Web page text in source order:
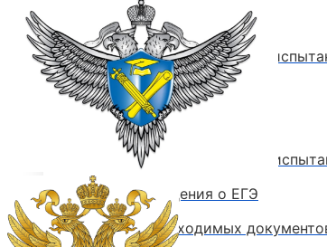
Стоимость обучения
Расписание вступительных
Сроки зачисления
Сроки подачи документов
Программы вступительных
Основные сведения о ЕГЭ
Перечень необходимых